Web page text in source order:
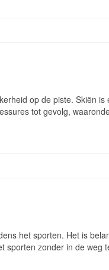
op de piste. Skiën
tot gevolg,
het sporten. Het is
zonder in de weg